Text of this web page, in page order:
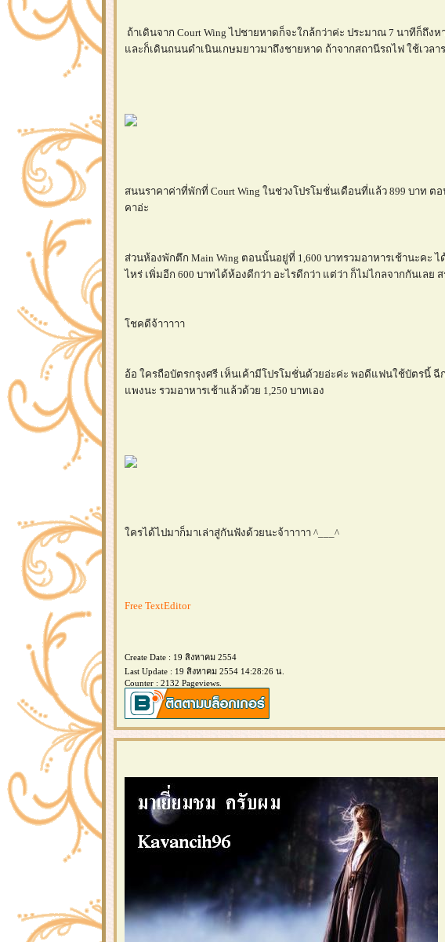
ถ้าเดินจาก Court Wing ไปชายหาดก็จะใกล้กว่าค่ะ ประมาณ 7 นาทีก็ถึ
ละก็เดินถนนดำเนินเกษมยาวมาถึงชายหาด ถ้าจากสถานีรถไฟ ใช้เวลา
สนนราคาค่าที่พักที่ Court Wing ในช่วงโปรโมชั่นเดือนที่แล้ว 899 บาท
คาอ่ะ
ส่วนห้องพักตึก Main Wing ตอนนั้นอยู่ที่ 1,600 บาทรวมอาหารเช้านะคะ
ไหร่ เพิ่มอีก 600 บาทได้ห้องดีกว่า อะไรดีกว่า แต่ว่า ก็ไม่ไกลจากกันเลย
ชคดีจ้าาาาา
อ้อ ใครถือบัตรกรุงศรี เห็นเค้ามีโปรโมชั่นด้วยอ่ะค่ะ พอดีแฟนใช้บัตรนี้ ฉี
พงนะ รวมอาหารเช้าแล้วด้วย 1,250 บาทเอง
ครได้ไปมาก็มาเล่าสู่กันฟังด้วยนะจ้าาาาา ^___^
Free TextEditor
Create Date : 19 สิงหาคม 2554
Last Update : 19 สิงหาคม 2554 14:28:26 น.
Counter : 2132 Pageviews.